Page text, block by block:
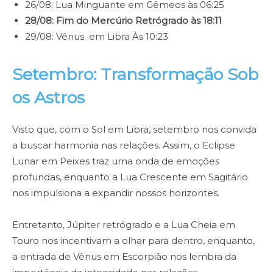
26/08: Lua Minguante em Gêmeos às 06:25
28/08: Fim do Mercúrio Retrógrado às 18:11
29/08: Vênus em Libra Às 10:23
Setembro: Transformação Sob
os Astros
Visto que, com o Sol em Libra, setembro nos convida
a buscar harmonia nas relações. Assim, o Eclipse
Lunar em Peixes traz uma onda de emoções
profundas, enquanto a Lua Crescente em Sagitário
nos impulsiona a expandir nossos horizontes.
Entretanto, Júpiter retrógrado e a Lua Cheia em
Touro nos incentivam a olhar para dentro, enquanto,
a entrada de Vênus em Escorpião nos lembra da